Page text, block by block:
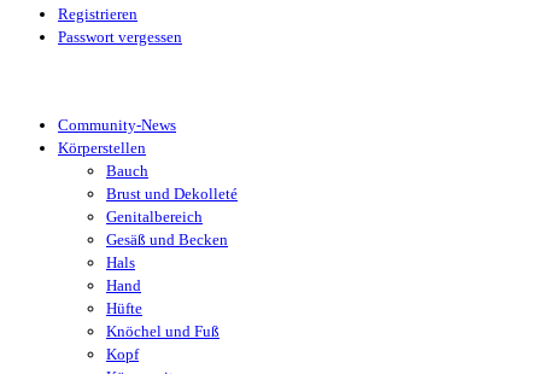
Registrieren
Passwort vergessen
Community-News
Körperstellen
Bauch
Brust und Dekolleté
Genitalbereich
Gesäß und Becken
Hals
Hand
Hüfte
Knöchel und Fuß
Kopf